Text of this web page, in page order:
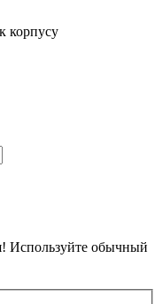
корпусу
Используйте обычный